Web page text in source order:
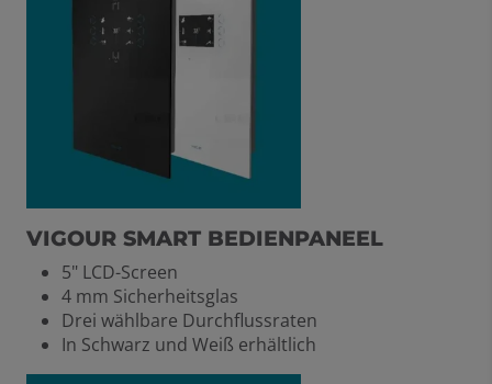
VIGOUR SMART BEDIENPANEEL
5" LCD-Screen
4 mm Sicherheitsglas
Drei wählbare Durchflussraten
In Schwarz und Weiß erhältlich